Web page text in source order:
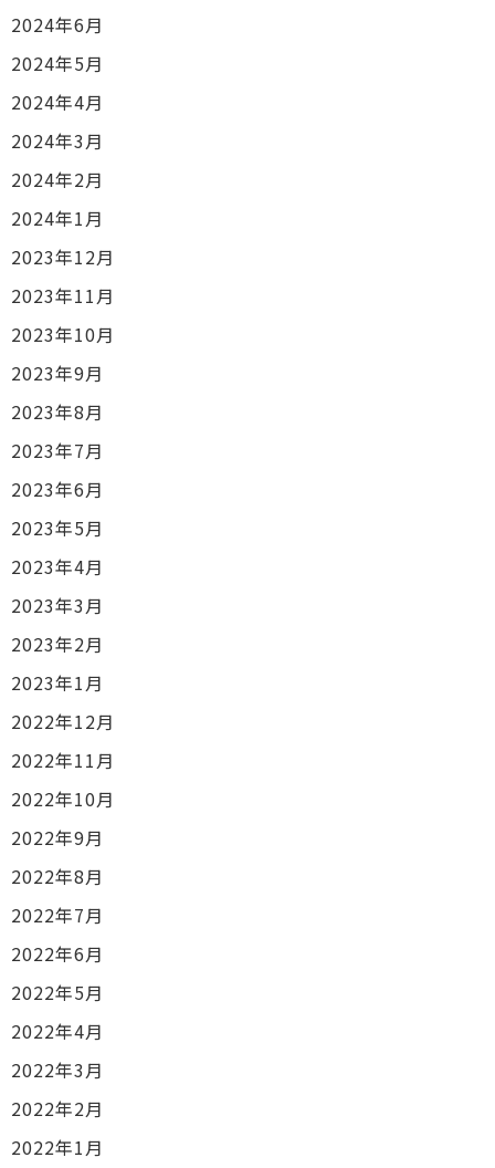
2024年6月
2024年5月
2024年4月
2024年3月
2024年2月
2024年1月
2023年12月
2023年11月
2023年10月
2023年9月
2023年8月
2023年7月
2023年6月
2023年5月
2023年4月
2023年3月
2023年2月
2023年1月
2022年12月
2022年11月
2022年10月
2022年9月
2022年8月
2022年7月
2022年6月
2022年5月
2022年4月
2022年3月
2022年2月
2022年1月